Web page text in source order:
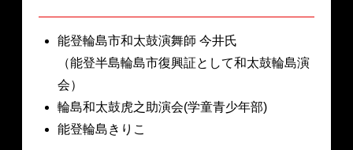
能登輪島市和太鼓演舞師 今井氏
（能登半島輪島市復興証として和太鼓輪島演
会）
輪島和太鼓虎之助演会(学童青少年部)
能登輪島きりこ